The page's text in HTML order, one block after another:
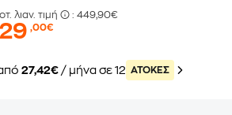
λιαν. τιμή : 449,90€
,00€
27,42€ / μήνα σε 12 ATOKEΣ